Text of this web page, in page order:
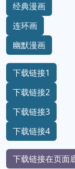
经典漫画
连环画
幽默漫画
下载链接1
下载链接2
下载链接3
下载链接4
下载链接在页面